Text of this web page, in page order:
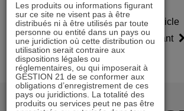
Article
précédent
Article
suivant
Les produits ou informations figurant
sur ce site ne visent pas à être
distribués ni à être utilisés par toute
personne ou entité dans un pays ou
une juridiction où cette distribution ou
utilisation serait contraire aux
dispositions légales ou
réglementaires, ou qui imposerait à
GESTION 21 de se conformer aux
obligations d’enregistrement de ces
pays ou juridictions. La totalité des
produits ou services peut ne pas être